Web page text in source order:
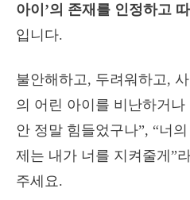
아이’의 존재를 인정하고
입니다.
불안해하고, 두려워하고,
의 어린 아이를 비난하거
안 정말 힘들었구나”, “너
제는 내가 너를 지켜줄게”
주세요.